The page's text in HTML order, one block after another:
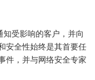
受影响的客户，并向
安全性始终是其首要任
件，并与网络安全专家